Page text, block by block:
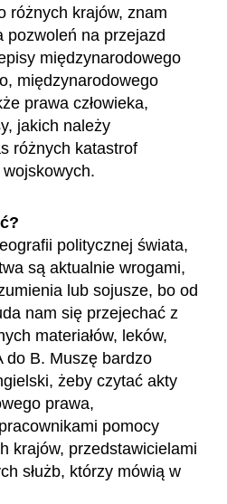
różnych krajów, znam
pozwoleń na przejazd
międzynarodowego
międzynarodowego
prawa człowieka,
jakich należy
różnych katastrof
wojskowych.
politycznej świata,
są aktualnie wrogami,
lub sojusze, bo od
nam się przejechać z
materiałów, leków,
do B. Muszę bardzo
żeby czytać akty
prawa,
pomocy
krajów, przedstawicielami
służb, którzy mówią w